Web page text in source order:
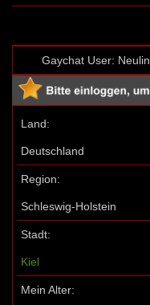
Gaychat User:
Land:
Deutschland
Region:
Schleswig-Holstein
Stadt:
Kiel
Mein Alter: